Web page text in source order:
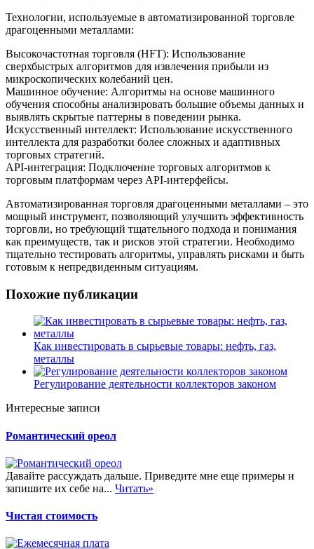
Технологии, используемые в автоматизированной торговле
драгоценными металлами:
Высокочастотная торговля (HFT): Использование
сверхбыстрых алгоритмов для извлечения прибыли из
микроскопических колебаний цен.
Машинное обучение: Алгоритмы на основе машинного
обучения способны анализировать большие объемы данных и
выявлять скрытые паттерны в поведении рынка.
Искусственный интеллект: Использование искусственного
интеллекта для разработки более сложных и адаптивных
торговых стратегий.
API-интеграция: Подключение торговых алгоритмов к
торговым платформам через API-интерфейсы.
Автоматизированная торговля драгоценными металлами – это
мощный инструмент, позволяющий улучшить эффективность
торговли, но требующий тщательного подхода и понимания
как преимуществ, так и рисков этой стратегии. Необходимо
тщательно тестировать алгоритмы, управлять рисками и быть
готовым к непредвиденным ситуациям.
Похожие публикации
Как инвестировать в сырьевые товары: нефть, газ,
металлы
Регулирование деятельности коллекторов законом
Интересные записи
Романтический ореол
Давайте рассуждать дальше. Приведите мне еще примеры и
запишите их себе на... Читать»
Чистая стоимость